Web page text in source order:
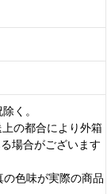
く。
の都合により外箱
場合がございます
色味が実際の商品